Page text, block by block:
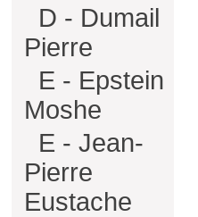
D - Dumail
Pierre
E - Epstein
Moshe
E - Jean-
Pierre
Eustache